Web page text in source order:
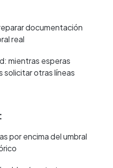
documentación
real
mientras esperas
solicitar otras líneas
por encima del umbral